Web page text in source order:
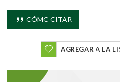
CÓMO CITAR
AGREGAR A LA